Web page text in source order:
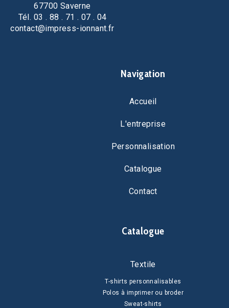
67700 Saverne
Tél. 03 . 88 . 71 . 07 . 04
contact@impress-ionnant.fr
Navigation
Accueil
L'entreprise
Personnalisation
Catalogue
Contact
Catalogue
Textile
T-shirts personnalisables
Polos à imprimer ou broder
Sweat-shirts